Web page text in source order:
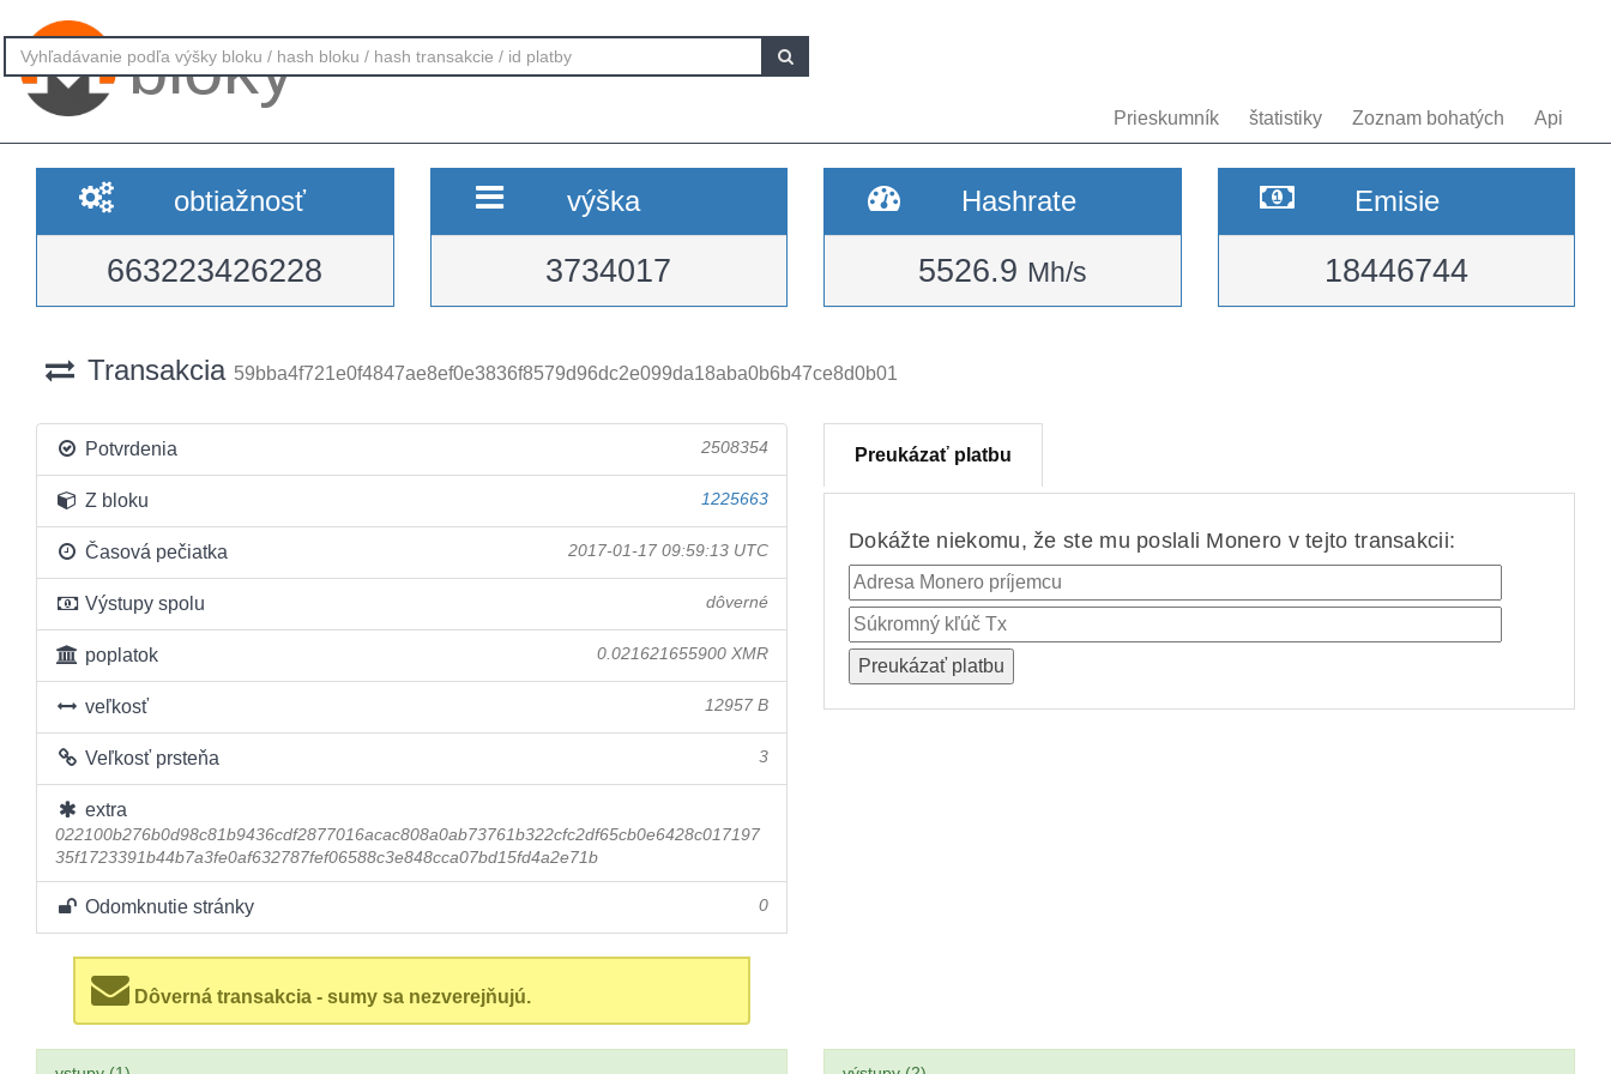
bloky
Prieskumník štatistiky Zoznam bohatých Api
obtiažnosť
663223426228
výška
3734017
Hashrate
5526.9 Mh/s
Emisie
18446744
Transakcia 59bba4f721e0f4847ae8ef0e3836f8579d96dc2e099da18aba0b6b47ce8d0b01
Potvrdenia 2508354
Z bloku 1225663
Časová pečiatka 2017-01-17 09:59:13 UTC
Výstupy spolu dôverné
poplatok 0.021621655900 XMR
veľkosť 12957 B
Veľkosť prsteňa 3
extra
022100b276b0d98c81b9436cdf2877016acac808a0ab73761b322cfc2df65cb0e6428c017197
35f1723391b44b7a3fe0af632787fef06588c3e848cca07bd15fd4a2e71b
Odomknutie stránky 0
Dôverná transakcia - sumy sa nezverejňujú.
Preukázať platbu
Dokážte niekomu, že ste mu poslali Monero v tejto transakcii: